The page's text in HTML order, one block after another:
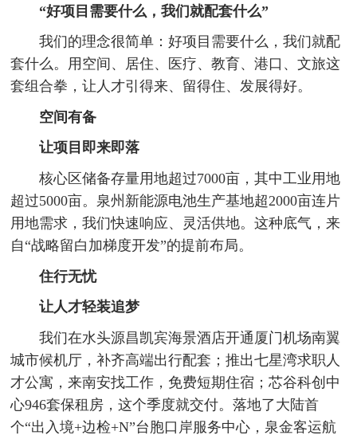
“好项目需要什么，我们就配套什么”
我们的理念很简单：好项目需要什么，我们就配
套什么。用空间、居住、医疗、教育、港口、文旅这
套组合拳，让人才引得来、留得住、发展得好。
空间有备
让项目即来即落
核心区储备存量用地超过7000亩，其中工业用地
超过5000亩。泉州新能源电池生产基地超2000亩连片
用地需求，我们快速响应、灵活供地。这种底气，来
自“战略留白加梯度开发”的提前布局。
住行无忧
让人才轻装追梦
我们在水头源昌凯宾海景酒店开通厦门机场南翼
城市候机厅，补齐高端出行配套；推出七星湾求职人
才公寓，来南安找工作，免费短期住宿；芯谷科创中
心946套保租房，这个季度就交付。落地了大陆首
个“出入境+边检+N”台胞口岸服务中心，泉金客运航